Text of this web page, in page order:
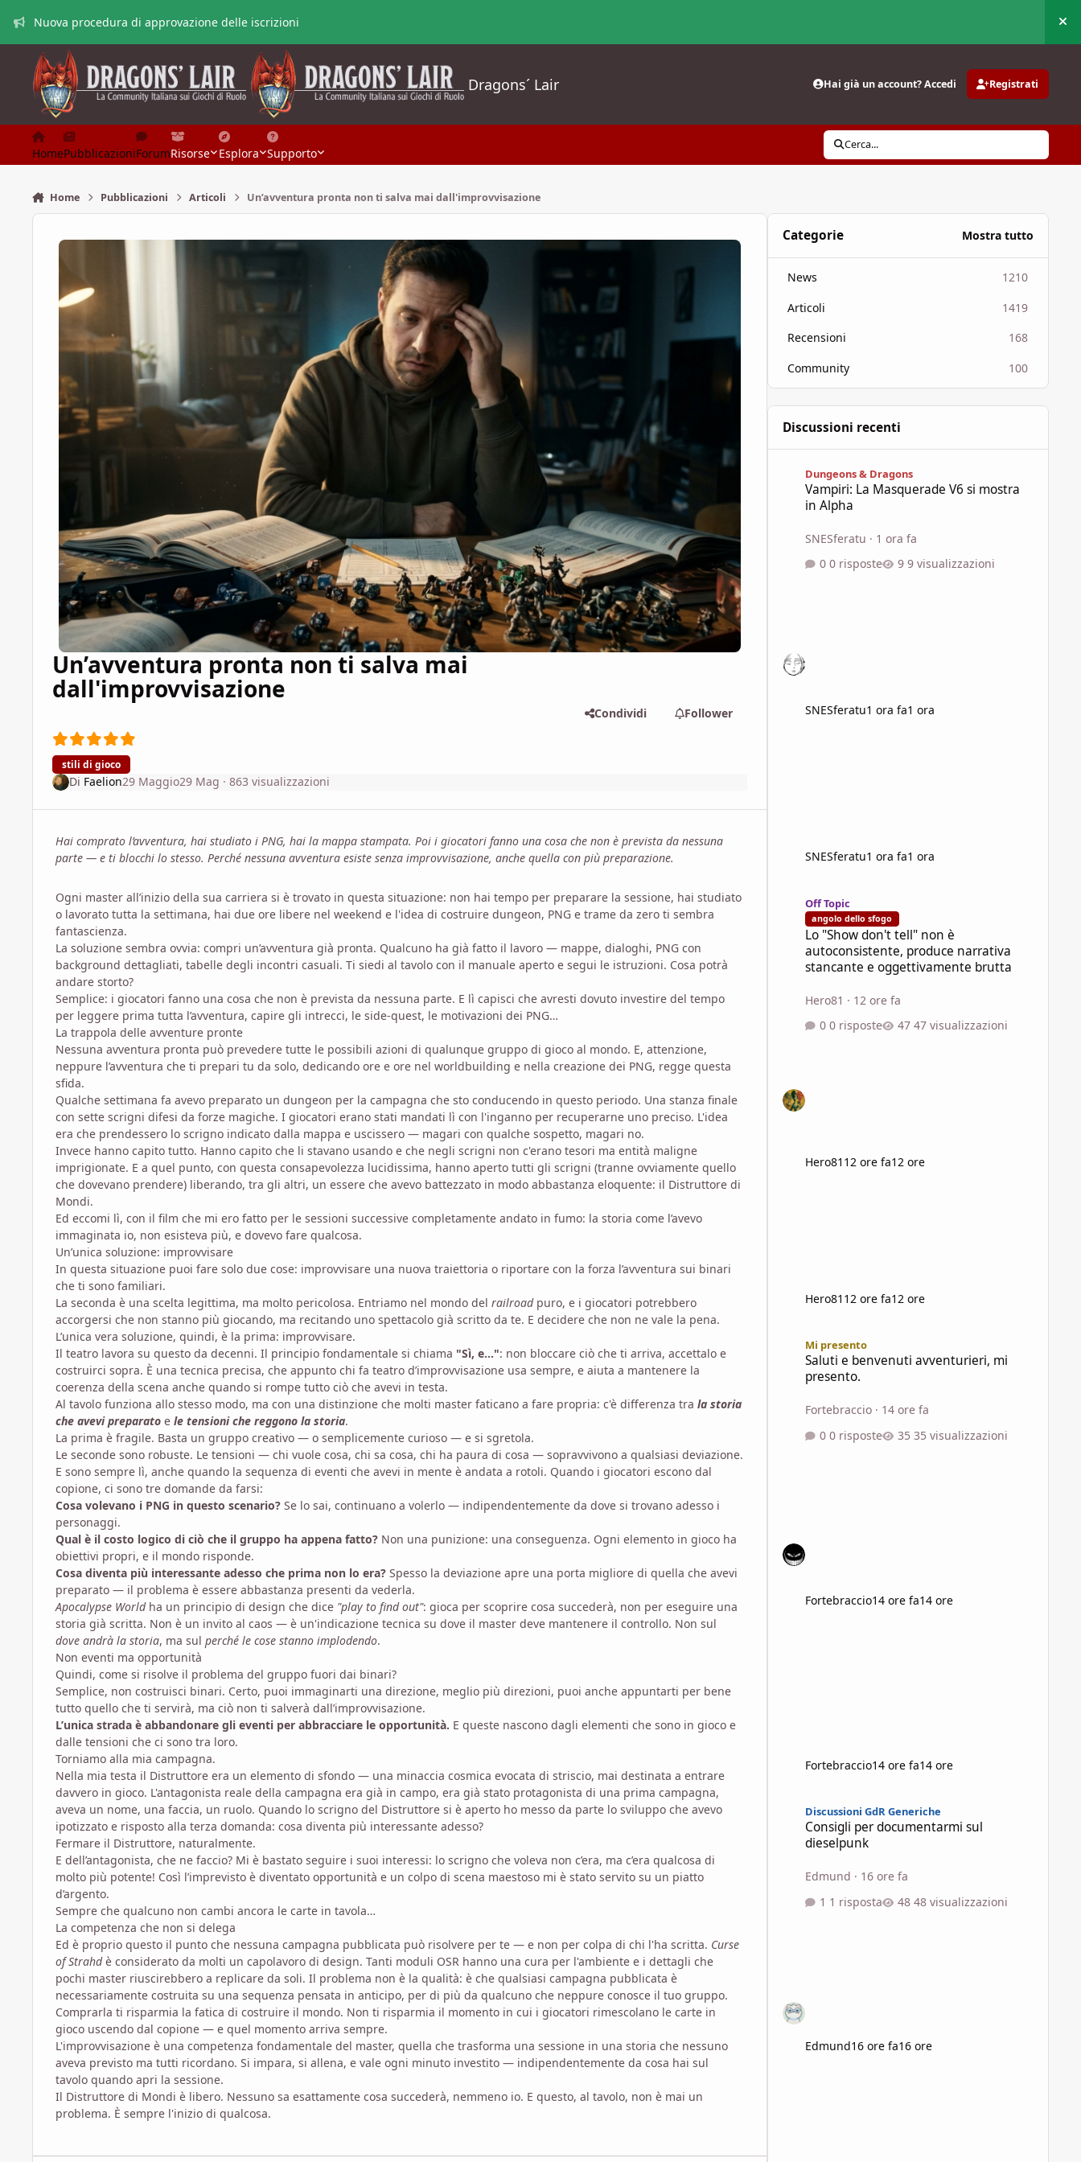
Nuova procedura di approvazione delle iscrizioni
Dragons´ Lair Hai già un account? Accedi Registrati
HomePubblicazioniForumRisorse Esplora Supporto
Cerca...
Home Pubblicazioni Articoli Un’avventura pronta non ti salva mai dall'improvvisazione
Un’avventura pronta non ti salva mai
dall'improvvisazione
stili di gioco
Condividi Follower
Di Faelion29 Maggio29 Mag · 863 visualizzazioni
Hai comprato l’avventura, hai studiato i PNG, hai la mappa stampata. Poi i giocatori fanno una cosa che non è prevista da nessuna
parte — e ti blocchi lo stesso. Perché nessuna avventura esiste senza improvvisazione, anche quella con più preparazione.
Ogni master all’inizio della sua carriera si è trovato in questa situazione: non hai tempo per preparare la sessione, hai studiato
o lavorato tutta la settimana, hai due ore libere nel weekend e l'idea di costruire dungeon, PNG e trame da zero ti sembra
fantascienza.
La soluzione sembra ovvia: compri un’avventura già pronta. Qualcuno ha già fatto il lavoro — mappe, dialoghi, PNG con
background dettagliati, tabelle degli incontri casuali. Ti siedi al tavolo con il manuale aperto e segui le istruzioni. Cosa potrà
andare storto?
Semplice: i giocatori fanno una cosa che non è prevista da nessuna parte. E lì capisci che avresti dovuto investire del tempo
per leggere prima tutta l’avventura, capire gli intrecci, le side-quest, le motivazioni dei PNG…
La trappola delle avventure pronte
Nessuna avventura pronta può prevedere tutte le possibili azioni di qualunque gruppo di gioco al mondo. E, attenzione,
neppure l’avventura che ti prepari tu da solo, dedicando ore e ore nel worldbuilding e nella creazione dei PNG, regge questa
sfida.
Qualche settimana fa avevo preparato un dungeon per la campagna che sto conducendo in questo periodo. Una stanza finale
con sette scrigni difesi da forze magiche. I giocatori erano stati mandati lì con l'inganno per recuperarne uno preciso. L'idea
era che prendessero lo scrigno indicato dalla mappa e uscissero — magari con qualche sospetto, magari no.
Invece hanno capito tutto. Hanno capito che li stavano usando e che negli scrigni non c'erano tesori ma entità maligne
imprigionate. E a quel punto, con questa consapevolezza lucidissima, hanno aperto tutti gli scrigni (tranne ovviamente quello
che dovevano prendere) liberando, tra gli altri, un essere che avevo battezzato in modo abbastanza eloquente: il Distruttore di
Mondi.
Ed eccomi lì, con il film che mi ero fatto per le sessioni successive completamente andato in fumo: la storia come l’avevo
immaginata io, non esisteva più, e dovevo fare qualcosa.
Un’unica soluzione: improvvisare
In questa situazione puoi fare solo due cose: improvvisare una nuova traiettoria o riportare con la forza l’avventura sui binari
che ti sono familiari.
La seconda è una scelta legittima, ma molto pericolosa. Entriamo nel mondo del railroadpuro, e i giocatori potrebbero
accorgersi che non stanno più giocando, ma recitando uno spettacolo già scritto da te. E decidere che non ne vale la pena.
L’unica vera soluzione, quindi, è la prima: improvvisare.
Il teatro lavora su questo da decenni. Il principio fondamentale si chiama "Sì, e...": non bloccare ciò che ti arriva, accettalo e
costruirci sopra. È una tecnica precisa, che appunto chi fa teatro d’improvvisazione usa sempre, e aiuta a mantenere la
coerenza della scena anche quando si rompe tutto ciò che avevi in testa.
Al tavolo funziona allo stesso modo, ma con una distinzione che molti master faticano a fare propria: c'è differenza tra la storia
che avevi preparato e le tensioni che reggono la storia.
La prima è fragile. Basta un gruppo creativo — o semplicemente curioso — e si sgretola.
Le seconde sono robuste. Le tensioni — chi vuole cosa, chi sa cosa, chi ha paura di cosa — sopravvivono a qualsiasi deviazione.
E sono sempre lì, anche quando la sequenza di eventi che avevi in mente è andata a rotoli. Quando i giocatori escono dal
copione, ci sono tre domande da farsi:
Cosa volevano i PNG in questo scenario? Se lo sai, continuano a volerlo — indipendentemente da dove si trovano adesso i
personaggi.
Qual è il costo logico di ciò che il gruppo ha appena fatto? Non una punizione: una conseguenza. Ogni elemento in gioco ha
obiettivi propri, e il mondo risponde.
Cosa diventa più interessante adesso che prima non lo era? Spesso la deviazione apre una porta migliore di quella che avevi
preparato — il problema è essere abbastanza presenti da vederla.
Apocalypse Worldha un principio di design che dice "play to find out": gioca per scoprire cosa succederà, non per eseguire una
storia già scritta. Non è un invito al caos — è un'indicazione tecnica su dove il master deve mantenere il controllo. Non sul
dove andrà la storia, ma sul perché le cose stanno implodendo.
Non eventi ma opportunità
Quindi, come si risolve il problema del gruppo fuori dai binari?
Semplice, non costruisci binari. Certo, puoi immaginarti una direzione, meglio più direzioni, puoi anche appuntarti per bene
tutto quello che ti servirà, ma ciò non ti salverà dall’improvvisazione.
L’unica strada è abbandonare gli eventi per abbracciare le opportunità. E queste nascono dagli elementi che sono in gioco e
dalle tensioni che ci sono tra loro.
Torniamo alla mia campagna.
Nella mia testa il Distruttore era un elemento di sfondo — una minaccia cosmica evocata di striscio, mai destinata a entrare
davvero in gioco. L'antagonista reale della campagna era già in campo, era già stato protagonista di una prima campagna,
aveva un nome, una faccia, un ruolo. Quando lo scrigno del Distruttore si è aperto ho messo da parte lo sviluppo che avevo
ipotizzato e risposto alla terza domanda: cosa diventa più interessante adesso?
Fermare il Distruttore, naturalmente.
E dell’antagonista, che ne faccio? Mi è bastato seguire i suoi interessi: lo scrigno che voleva non c’era, ma c’era qualcosa di
molto più potente! Così l’imprevisto è diventato opportunità e un colpo di scena maestoso mi è stato servito su un piatto
d’argento.
Sempre che qualcuno non cambi ancora le carte in tavola…
La competenza che non si delega
Ed è proprio questo il punto che nessuna campagna pubblicata può risolvere per te — e non per colpa di chi l'ha scritta. Curse
of Strahdè considerato da molti un capolavoro di design. Tanti moduli OSR hanno una cura per l'ambiente e i dettagli che
pochi master riuscirebbero a replicare da soli. Il problema non è la qualità: è che qualsiasi campagna pubblicata è
necessariamente costruita su una sequenza pensata in anticipo, per di più da qualcuno che neppure conosce il tuo gruppo.
Comprarla ti risparmia la fatica di costruire il mondo. Non ti risparmia il momento in cui i giocatori rimescolano le carte in
gioco uscendo dal copione — e quel momento arriva sempre.
L'improvvisazione è una competenza fondamentale del master, quella che trasforma una sessione in una storia che nessuno
aveva previsto ma tutti ricordano. Si impara, si allena, e vale ogni minuto investito — indipendentemente da cosa hai sul
tavolo quando apri la sessione.
Il Distruttore di Mondi è libero. Nessuno sa esattamente cosa succederà, nemmeno io. E questo, al tavolo, non è mai un
problema. È sempre l'inizio di qualcosa.
Categorie Mostra tutto
News
1210
Articoli
1419
Recensioni
168
Community
100
Discussioni recenti
Dungeons & Dragons
Vampiri: La Masquerade V6 si mostra
in Alpha
SNESferatu · 1 ora fa
0 risposte
9 visualizzazioni
SNESferatu1 ora fa1 ora
SNESferatu1 ora fa1 ora
Off Topic
angolo dello sfogo
Lo "Show don't tell" non è
autoconsistente, produce narrativa
stancante e oggettivamente brutta
Hero81 · 12 ore fa
0 risposte
47 visualizzazioni
Hero81 12 ore fa12 ore
Hero81 12 ore fa12 ore
Mi presento
Saluti e benvenuti avventurieri, mi
presento.
Fortebraccio· 14 ore fa
0 risposte
35 visualizzazioni
Fortebraccio14 ore fa14 ore
Fortebraccio14 ore fa14 ore
Discussioni GdR Generiche
Consigli per documentarmi sul
dieselpunk
Edmund · 16 ore fa
1 risposta
48 visualizzazioni
Edmund16 ore fa16 ore